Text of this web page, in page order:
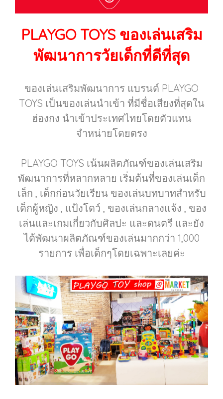
PLAYGO TOYSของเล่นเสริม
พัฒนาการวัยเด็กที่ดีที่สุด
ของเล่นเสริมพัฒนาการ แบรนด์ PLAYGO
TOYS เป็นของเล่นนำเข้า ที่มีชื่อเสียงที่สุดใน
ฮ่องกง นำเข้าประเทศไทยโดยตัวแทน
จำหน่ายโดยตรง
PLAYGO TOYS เน้นผลิตภัณฑ์ของเล่นเสริม
พัฒนาการที่หลากหลาย เริ่มต้นที่ของเล่นเด็ก
เล็ก , เด็กก่อนวัยเรียน ของเล่นบทบาทสำหรับ
เด็กผู้หญิง , แป้งโดว์ , ของเล่นกลางแจ้ง , ของ
เล่นและเกมเกี่ยวกับศิลปะ และดนตรี และยัง
ได้พัฒนาผลิตภัณฑ์ของเล่นมากกว่า 1,000
รายการ เพื่อเด็กๆโดยเฉพาะเลยค่ะ